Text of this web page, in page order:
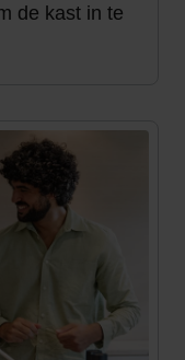
de kast in te